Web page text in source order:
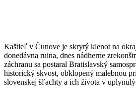
Kaštieľ v Čunove je skrytý klenot na
donedávna ruina, dnes nádherne
záchranu sa postaral Bratislavský
historický skvost, obklopený malebnou
slovenskej šľachty a ich života v